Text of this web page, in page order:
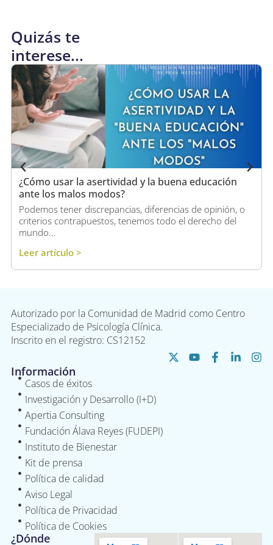
Quizás te
interese...
¿Cómo usar la asertividad y la buena educación
ante los malos modos?
Podemos tener discrepancias, diferencias de opinión, o
criterios contrapuestos, tenemos todo el derecho del
mundo...
Leer artículo >
Autorizado por la Comunidad de Madrid como Centro
Especializado de Psicología Clínica.
Inscrito en el registro: CS12152
Información
Casos de éxitos
Investigación y Desarrollo (I+D)
Apertia Consulting
Fundación Álava Reyes (FUDEPI)
Instituto de Bienestar
Kit de prensa
Política de calidad
Aviso Legal
Política de Privacidad
Política de Cookies
¿Dónde